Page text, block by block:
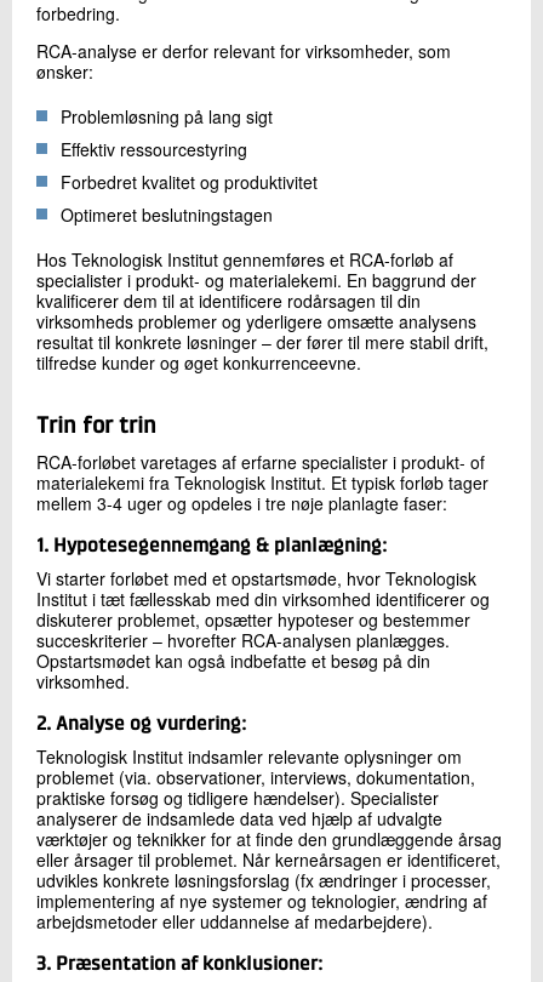
forbedring.
RCA-analyse er derfor relevant for virksomheder, som
ønsker:
Problemløsning på lang sigt
Effektiv ressourcestyring
Forbedret kvalitet og produktivitet
Optimeret beslutningstagen
Hos Teknologisk Institut gennemføres et RCA-forløb af
specialister i produkt- og materialekemi. En baggrund der
kvalificerer dem til at identificere rodårsagen til din
virksomheds problemer og yderligere omsætte analysens
resultat til konkrete løsninger – der fører til mere stabil drift,
tilfredse kunder og øget konkurrenceevne.
Trin for trin
RCA-forløbet varetages af erfarne specialister i produkt- of
materialekemi fra Teknologisk Institut. Et typisk forløb tager
mellem 3-4 uger og opdeles i tre nøje planlagte faser:
1. Hypotesegennemgang & planlægning:
Vi starter forløbet med et opstartsmøde, hvor Teknologisk
Institut i tæt fællesskab med din virksomhed identificerer og
diskuterer problemet, opsætter hypoteser og bestemmer
succeskriterier – hvorefter RCA-analysen planlægges.
Opstartsmødet kan også indbefatte et besøg på din
virksomhed.
2. Analyse og vurdering:
Teknologisk Institut indsamler relevante oplysninger om
problemet (via. observationer, interviews, dokumentation,
praktiske forsøg og tidligere hændelser). Specialister
analyserer de indsamlede data ved hjælp af udvalgte
værktøjer og teknikker for at finde den grundlæggende årsag
eller årsager til problemet. Når kerneårsagen er identificeret,
udvikles konkrete løsningsforslag (fx ændringer i processer,
implementering af nye systemer og teknologier, ændring af
arbejdsmetoder eller uddannelse af medarbejdere).
3. Præsentation af konklusioner: